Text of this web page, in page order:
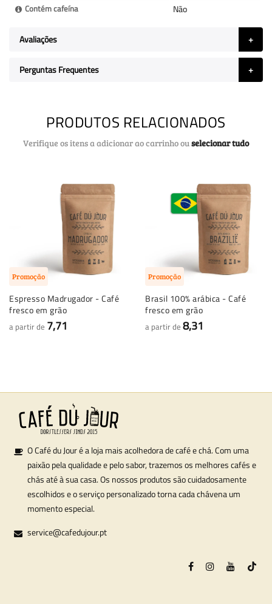
Contém cafeína Não
Avaliações
Perguntas Frequentes
PRODUTOS RELACIONADOS
Verifique os itens a adicionar ao carrinho ouselecionar tudo
Promoção
Espresso Madrugador - Café
fresco em grão
a partir de 7,71
Promoção
Brasil 100% arábica - Café
fresco em grão
a partir de 8,31
O Café du Jour é a loja mais acolhedora de café e chá. Com uma
paixão pela qualidade e pelo sabor, trazemos os melhores cafés e
chás até à sua casa. Os nossos produtos são cuidadosamente
escolhidos e o serviço personalizado torna cada chávena um
momento especial.
service@cafedujour.pt